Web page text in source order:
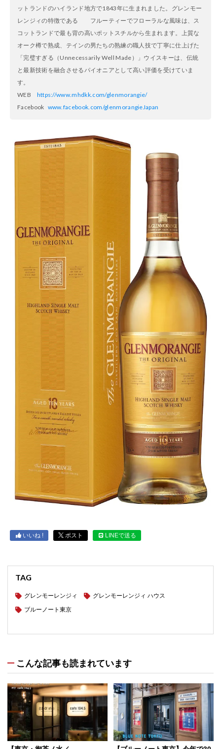
ットランドのハイランド地方で1843年に生まれました。グレンモー
レンジィの特徴である フルーティーでフローラルな風味は、ス
コットランドで最も背の高いポットスチルから生まれます。上質な
オーク樽で熟成、テインの男たちの熟練の職人技で丁寧に仕上げた
「完璧すぎる（ Unnecessarily Well Made ）」ウイスキーは、伝統
と最新技術を融合させるパイオニアとして高い評価を受けていま
す。
WEB https://www.mhdkk.com/glenmorangie/
Facebook www.facebook.com/glenmorangieJapan
いいね ! ポスト LINEで送る
TAG
グレンモーレンジィ
グレンモーレンジィ ハウス
ブルーノート東京
こんな記事も読まれています